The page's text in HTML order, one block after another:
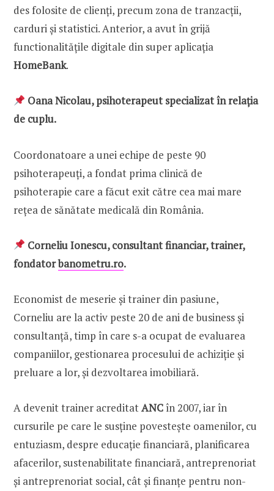
des folosite de clienți, precum zona de tranzacții,
carduri și statistici. Anterior, a avut în grijă
functionalitățile digitale din super aplicația
HomeBank.
Oana Nicolau, psihoterapeut specializat în relația
de cuplu.
Coordonatoare a unei echipe de peste 90
psihoterapeuți, a fondat prima clinică de
psihoterapie care a făcut exit către cea mai mare
rețea de sănătate medicală din România.
Corneliu Ionescu, consultant financiar, trainer,
fondatorbanometru.ro.
Economist de meserie și trainer din pasiune,
Corneliu are la activ peste 20 de ani de business și
consultanță, timp în care s-a ocupat de evaluarea
companiilor, gestionarea procesului de achiziție și
preluare a lor, și dezvoltarea imobiliară.
A devenit trainer acreditatANCîn 2007, iar în
cursurile pe care le susține povestește oamenilor, cu
entuziasm, despre educație financiară, planificarea
afacerilor, sustenabilitate financiară, antreprenoriat
și antreprenoriat social, cât și finanțe pentru non-